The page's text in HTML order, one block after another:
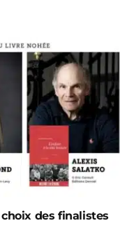
des finalistes